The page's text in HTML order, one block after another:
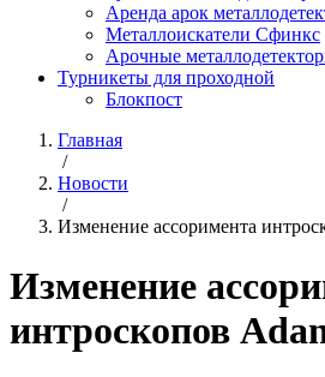
Аренда арок
Металлоискатели Сфинкс
Арочные
Турникеты для проходной
Блокпост
Главная
/
Новости
/
Изменение ассоримента
Изменение
интроскопов